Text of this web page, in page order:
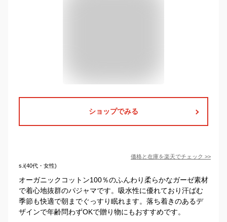
ショップでみる
価格と在庫を楽天でチェック >>
s.i(40代・女性)
オーガニックコットン100％のふんわり柔らかなガーゼ素材
で着心地抜群のパジャマです。吸水性に優れており汗ばむ
季節も快適で朝までぐっすり眠れます。落ち着きのあるデ
ザインで年齢問わずOKで贈り物にもおすすめです。